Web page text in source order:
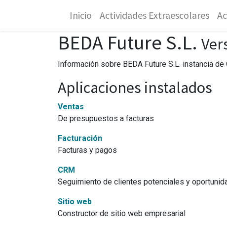
Inicio Actividades Extraescolares
BEDA Future S.L.
Información sobre BEDA Future S.L. instancia de
Aplicaciones instalados
Ventas
De presupuestos a facturas
Facturación
Facturas y pagos
CRM
Seguimiento de clientes potenciales y
Sitio web
Constructor de sitio web empresarial